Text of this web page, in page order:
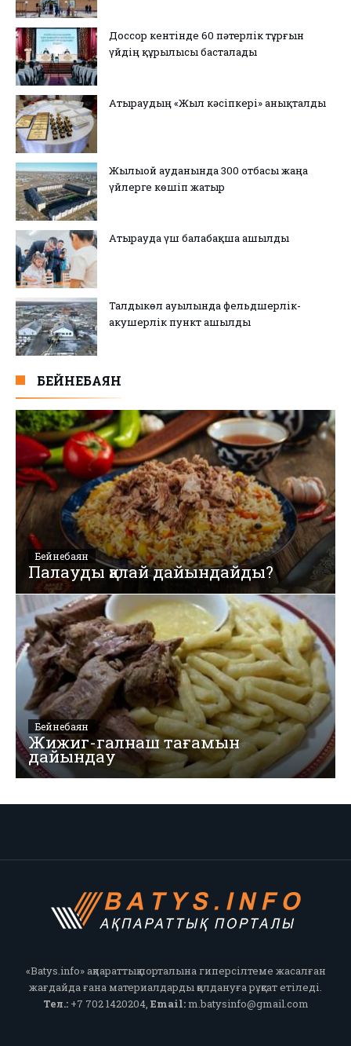
Доссор кентінде 60 пәтерлік тұрғын
үйдің құрылысы басталады
Атыраудың «Жыл кәсіпкері» анықталды
Жылыой ауданында 300 отбасы жаңа
үйлерге көшіп жатыр
Атырауда үш балабақша ашылды
Талдыкөл ауылында фельдшерлік-
акушерлік пункт ашылды
БЕЙНЕБАЯН
Бейнебаян
Палауды қалай дайындайды?
Бейнебаян
Жижиг-галнаш тағамын
дайындау
«Batys.info» ақпараттық порталына гиперсілтеме жасалған
жағдайда ғана материалдарды қолдануға рұқсат етіледі.
Тел.:+7 702 1420204, Email:m.batysinfo@gmail.com